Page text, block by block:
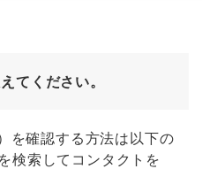
てください。
を確認する方法は以下の
検索してコンタクトを